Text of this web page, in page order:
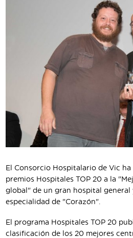
El Consorcio Hospitalario de Vic
premios Hospitales TOP 20 a la
global" de un gran hospital general
especialidad de "Corazón".
El programa Hospitales TOP 20
clasificación de los 20 mejores